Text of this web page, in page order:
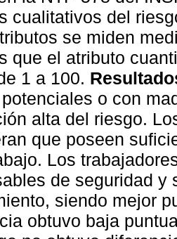
cualitativos del
se miden
que el atributo
1 a 100.
o con
alta del riesgo.
que poseen
Los
de seguridad y
siendo mejor
obtuvo baja